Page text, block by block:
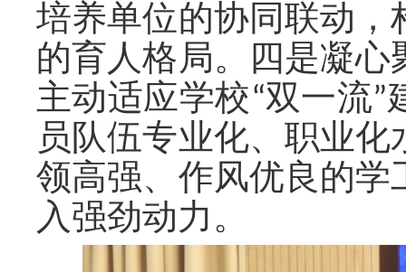
培养单位的协同联动，
的育人格局。四是凝
主动适应学校“双一流
员队伍专业化、职业
领高强、作风优良的学
入强劲动力。